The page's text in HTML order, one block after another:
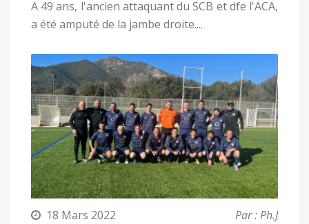
A 49 ans, l'ancien attaquant du SCB et dfe l'ACA,
a été amputé de la jambe droite....
18 Mars 2022 Par : Ph.J